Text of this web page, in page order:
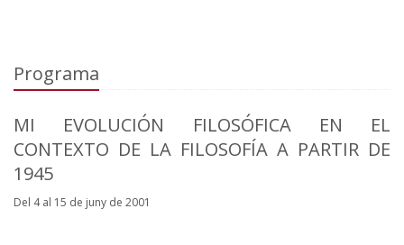
Programa
MI EVOLUCIÓN FILOSÓFICA EN EL
CONTEXTO DE LA FILOSOFÍA A PARTIR DE
1945
Del 4 al 15 de juny de 2001